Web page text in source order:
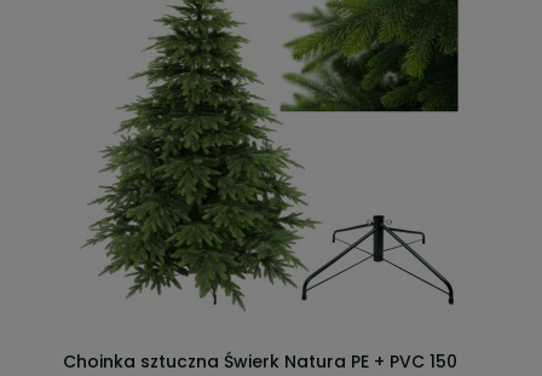
Choinka sztuczna Świerk Natura PE + PVC 150